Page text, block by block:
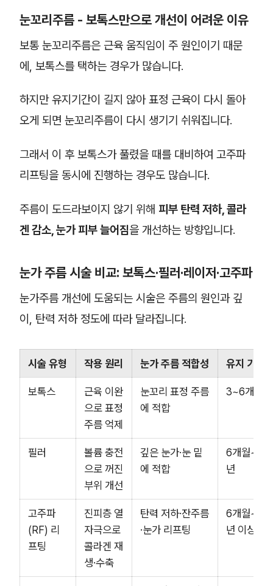
눈꼬리주름 - 보톡스만으로 개선이 어려운 이유
보통 눈꼬리주름은 근육 움직임이 주 원인이기 때문
에, 보톡스를 택하는 경우가 많습니다.
하지만 유지기간이 길지 않아 표정 근육이 다시 돌아
오게 되면 눈꼬리주름이 다시 생기기 쉬워집니다.
그래서 이 후 보톡스가 풀렸을 때를 대비하여 고주파
리프팅을 동시에 진행하는 경우도 많습니다.
주름이 도드라보이지 않기 위해 피부 탄력 저하, 콜라
겐 감소, 눈가 피부 늘어짐을 개선하는 방향입니다.
눈가 주름 시술 비교: 보톡스·필러·레이저·고주파
눈가주름 개선에 도움되는 시술은 주름의 원인과 깊
이, 탄력 저하 정도에 따라 달라집니다.
시술 유형 작용 원리 눈가 주름 적합성 유지 기간
보톡스
근육 이완
으로 표정
주름 억제
눈꼬리 표정 주름
에 적합
3~6개월
필러
볼륨 충전
으로 꺼진
부위 개선
깊은 눈가·눈 밑
에 적합
6개월~1
년
고주파
(RF) 리
프팅
진피층 열
자극으로
콜라겐 재
생·수축
탄력 저하·잔주름
·눈가 리프팅
6개월~1
년 이상